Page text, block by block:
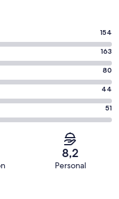
154
163
80
44
51
8,2
Personal